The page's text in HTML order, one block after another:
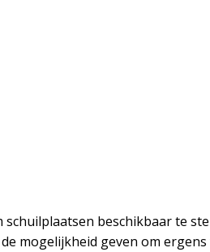
beschikbaar te
mogelijkheid geven om ergens